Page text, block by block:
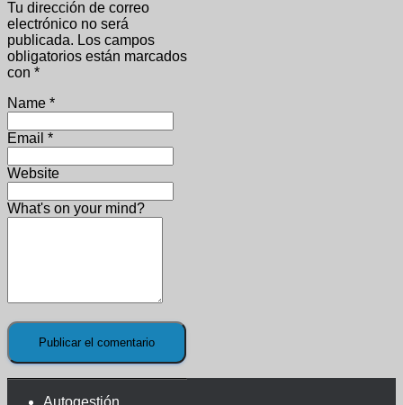
Tu dirección de correo
electrónico no será
publicada. Los campos
obligatorios están marcados
con *
Name *
Email *
Website
What's on your mind?
Autogestión